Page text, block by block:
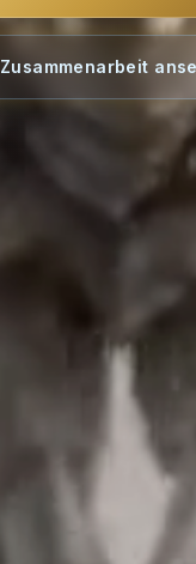
Zusammenarbeit